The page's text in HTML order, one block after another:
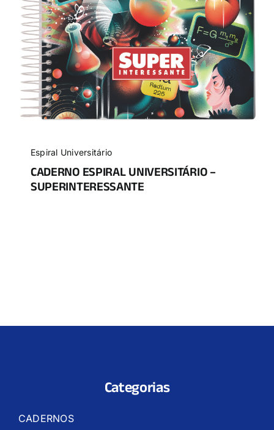
Espiral Universitário
CADERNO ESPIRAL UNIVERSITÁRIO –
SUPERINTERESSANTE
Categorias
CADERNOS